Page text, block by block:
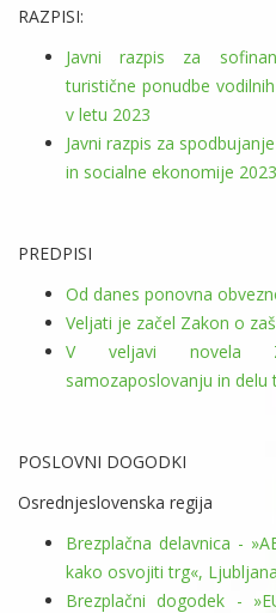
RAZPISI:
Javni razpis za
turistične ponudbe
v letu 2023
Javni razpis za
in socialne ekonomije
PREDPISI
Od danes ponovna
Veljati je začel Zakon o
V veljavi novela
samozaposlovanju in delu
POSLOVNI DOGODKI
Osrednjeslovenska regija
Brezplačna delavnica -
kako osvojiti trg«, Ljubljana
Brezplačni dogodek -